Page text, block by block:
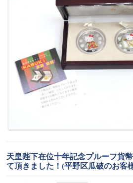
天皇陛下在位十年記念プルーフ貨
て頂きました！(平野区瓜破のお客